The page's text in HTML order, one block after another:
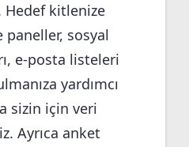
Hedef kitlenize
sosyal
e-posta listeleri
yardımcı
sizin için veri
Ayrıca anket